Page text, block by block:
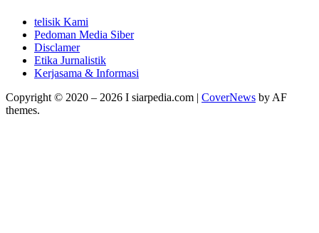
telisik Kami
Pedoman Media Siber
Disclamer
Etika Jurnalistik
Kerjasama & Informasi
Copyright © 2020 – 2026 I siarpedia.com | CoverNews by AF
themes.